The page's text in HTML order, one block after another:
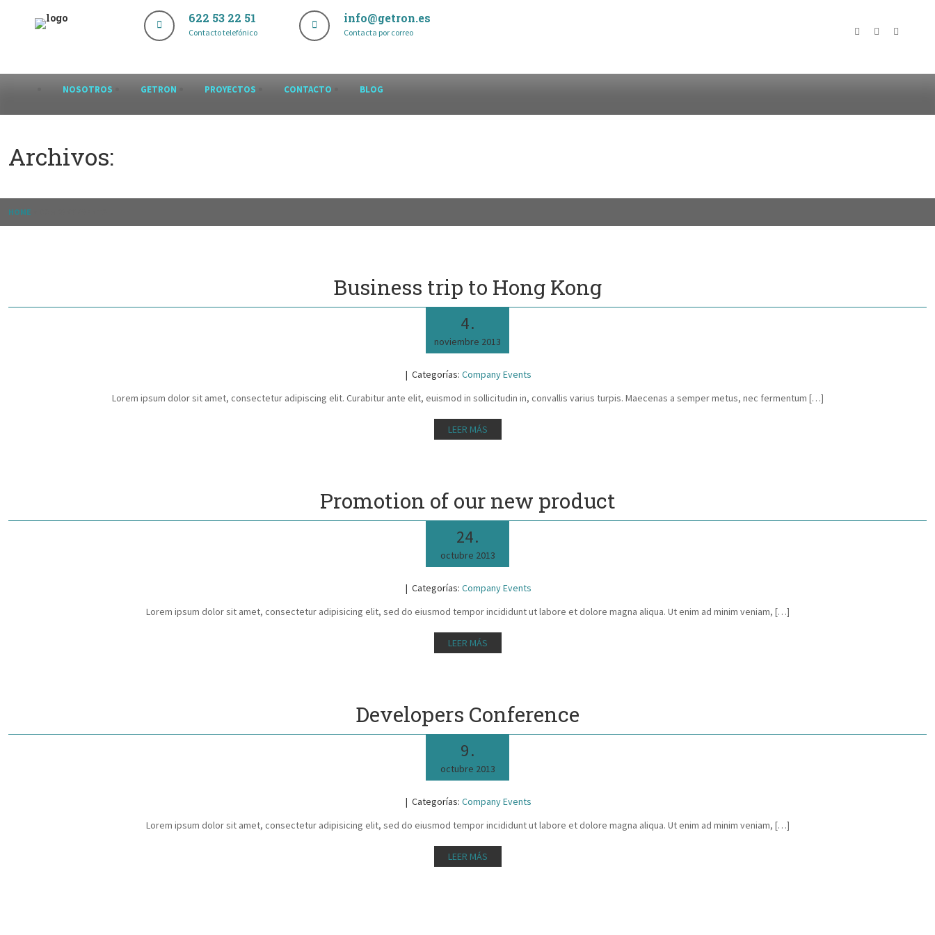
622 53 22 51
Contacto telefónico
info@getron.es
Contacta por correo
NOSOTROS GETRON PROYECTOS CONTACTO BLOG
Archivos:
HOME
Business trip to Hong Kong
4.
noviembre 2013
Categorías: Company Events
Lorem ipsum dolor sit amet, consectetur adipiscing elit. Curabitur ante elit, euismod in sollicitudin in, convallis varius turpis. Maecenas a semper metus, nec fermentum […]
LEER MÁS
Promotion of our new product
24.
octubre 2013
Categorías: Company Events
Lorem ipsum dolor sit amet, consectetur adipisicing elit, sed do eiusmod tempor incididunt ut labore et dolore magna aliqua. Ut enim ad minim veniam, […]
LEER MÁS
Developers Conference
9.
octubre 2013
Categorías: Company Events
Lorem ipsum dolor sit amet, consectetur adipisicing elit, sed do eiusmod tempor incididunt ut labore et dolore magna aliqua. Ut enim ad minim veniam, […]
LEER MÁS